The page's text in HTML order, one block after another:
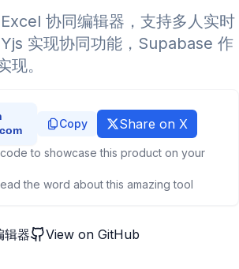
协同编辑器，支持多人实时
实现协同功能，Supabase 作
现。
Copy Share on X
to showcase this product on your
the word about this amazing tool
辑器 View on GitHub